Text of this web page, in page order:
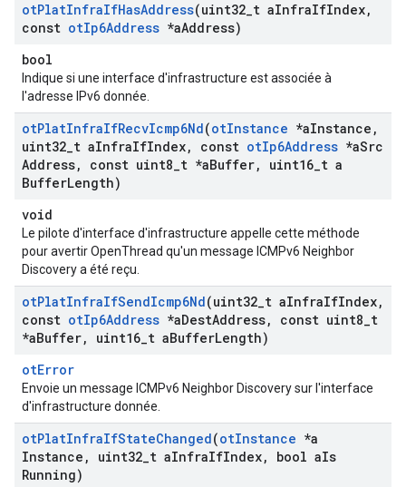
otPlatInfraIfHasAddress(uint32 t aInfraIfIndex,
const otIp6Address *aAddress)
bool
Indique si une interface d'infrastructure est associée à
l'adresse IPv6 donnée.
otPlatInfraIfRecvIcmp6Nd(otInstance *aInstance ,
uint32 t aInfraIfIndex, const otIp6Address *aSrc
Address, const uint8 t *aBuffer, uint16 t a
BufferLength)
void
Le pilote d'interface d'infrastructure appelle cette méthode
pour avertir OpenThread qu'un message ICMPv6 Neighbor
Discovery a été reçu.
otPlatInfraIfSendIcmp6Nd(uint32 t aInfraIfIndex,
const otIp6Address *aDestAddress, const uint8 t
*aBuffer, uint16 t aBufferLength)
otError
Envoie un message ICMPv6 Neighbor Discovery sur l'interface
d'infrastructure donnée.
otPlatInfraIfStateChanged(otInstance *a
Instance , uint32 t aInfraIfIndex, bool aIs
Running)